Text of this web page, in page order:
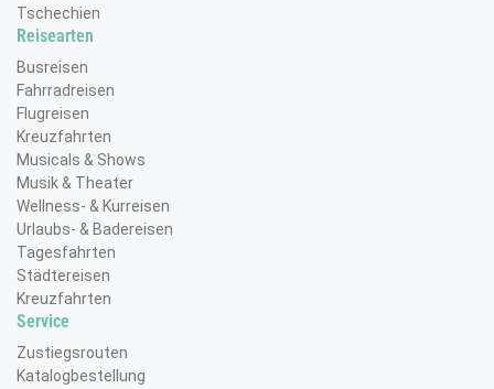
Tschechien
Reisearten
Busreisen
Fahrradreisen
Flugreisen
Kreuzfahrten
Musicals & Shows
Musik & Theater
Wellness- & Kurreisen
Urlaubs- & Badereisen
Tagesfahrten
Städtereisen
Kreuzfahrten
Service
Zustiegsrouten
Katalogbestellung